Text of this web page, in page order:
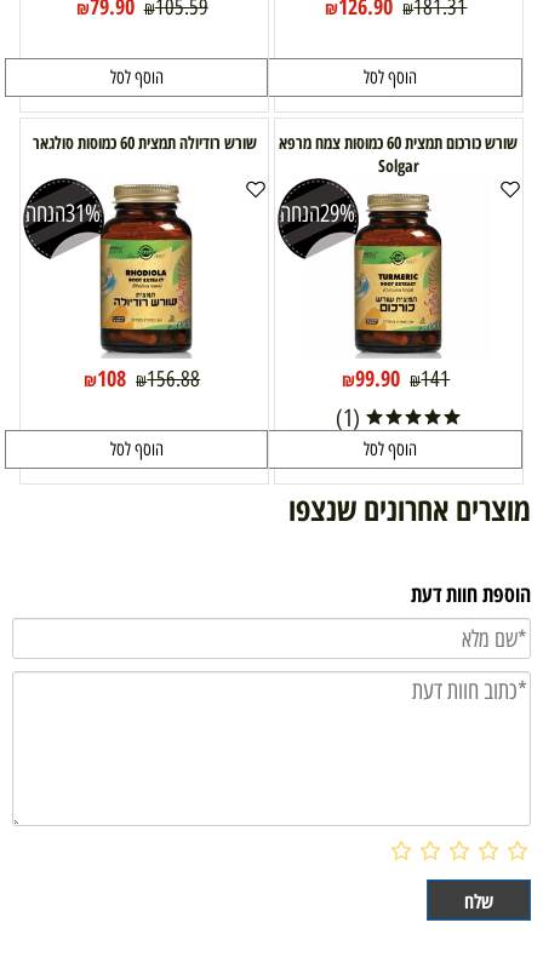
₪181.31
₪126.90
הוסף לסל
₪105.59
₪79.90
הוסף לסל
שורש כורכום תמצית 60 כמוסות צמח מרפא
Solgar
29%הנחה
₪141
₪99.90
(1)
הוסף לסל
שורש רודיולה תמצית 60 כמוסות סולגאר
31%הנחה
₪156.88
₪108
הוסף לסל
מוצרים אחרונים שנצפו
הוספת חוות דעת